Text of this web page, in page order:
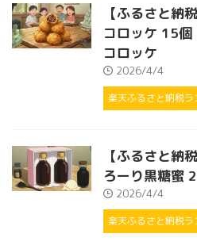
【ふるさと納
コロッケ 15
コロッケ
2026/4/4
楽天ふるさと納税ラ
【ふるさと納
ろーり黒糖蜜
2026/4/4
楽天ふるさと納税ラ